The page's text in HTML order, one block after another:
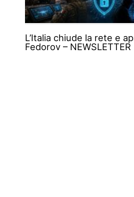
L’Italia chiude la rete e
Fedorov – NEWSLETTER